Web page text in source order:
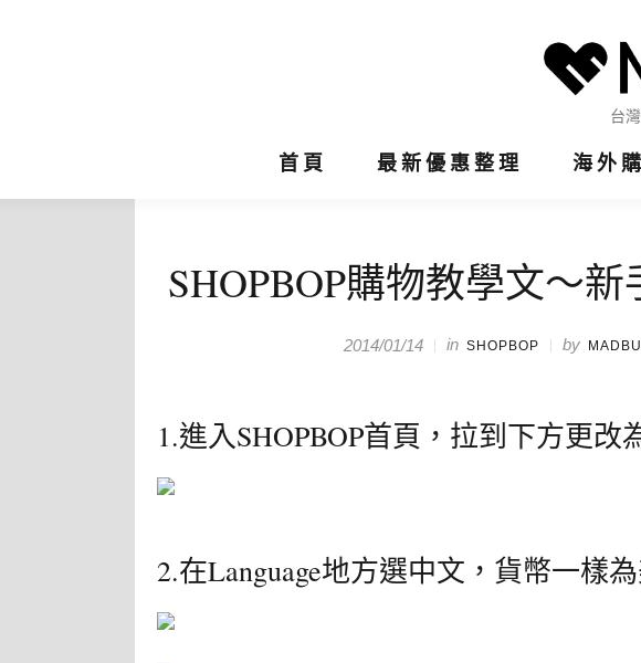
首頁 最新優惠整理 海外
SHOPBOP購物教學文～
2014/01/14 in SHOPBOP by
1.進入SHOPBOP首頁，拉到下方更改
2.在Language地方選中文，貨幣一樣